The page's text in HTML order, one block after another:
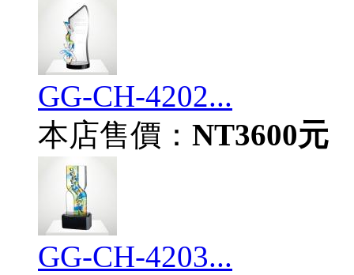
GG-CH-4202...
本店售價： NT3600元
GG-CH-4203...